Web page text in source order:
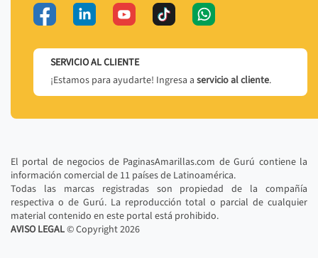
SERVICIO AL CLIENTE
¡Estamos para ayudarte! Ingresa a servicio al cliente.
El portal de negocios de PaginasAmarillas.com de Gurú contiene la
información comercial de 11 países de Latinoamérica.
Todas las marcas registradas son propiedad de la compañía
respectiva o de Gurú. La reproducción total o parcial de cualquier
material contenido en este portal está prohibido.
AVISO LEGAL© Copyright2026